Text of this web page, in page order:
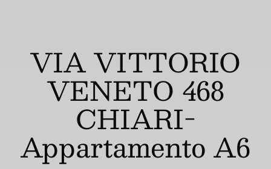
VIA VITTORIO
VENETO 468
CHIARI-
Appartamento A6